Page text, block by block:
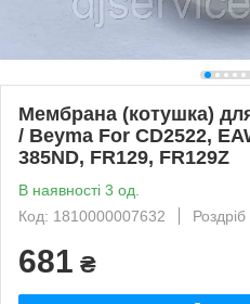
Мембрана (котушка)
/ Beyma For CD2522,
385ND, FR129, FR129Z
В наявності 3 од.
Код: 1810000007632
Роздріб
681 ₴